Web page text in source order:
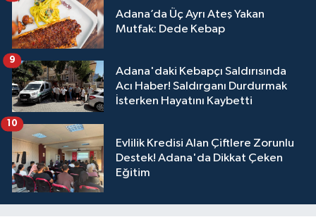
Adana’da Üç Ayrı Ateş Yakan
Mutfak: Dede Kebap
Adana'daki Kebapçı Saldırısında
Acı Haber! Saldırganı Durdurmak
İsterken Hayatını Kaybetti
9
Evlilik Kredisi Alan Çiftlere Zorunlu
Destek! Adana'da Dikkat Çeken
Eğitim
10